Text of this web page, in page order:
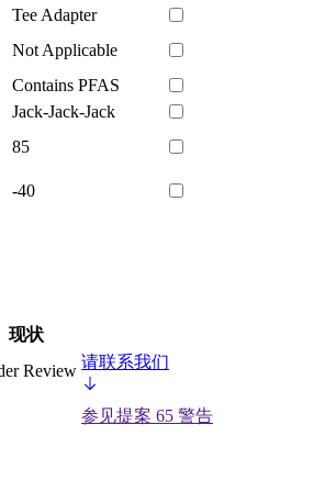
Tee Adapter
Not Applicable
Contains PFAS
Jack-Jack-Jack
85
-40
现状
Review 请联系我们
参见提案 65 警告